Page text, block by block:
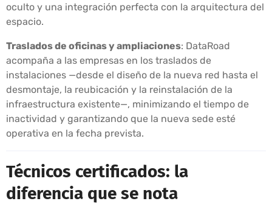
oculto y una integración perfecta con la arquitectura del
espacio.
Traslados de oficinas y ampliaciones: DataRoad
acompaña a las empresas en los traslados de
instalaciones —desde el diseño de la nueva red hasta el
desmontaje, la reubicación y la reinstalación de la
infraestructura existente—, minimizando el tiempo de
inactividad y garantizando que la nueva sede esté
operativa en la fecha prevista.
Técnicos certificados: la
diferencia que se nota